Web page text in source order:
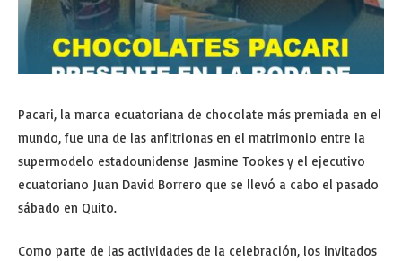
Pacari, la marca ecuatoriana de chocolate más premiada en el
mundo, fue una de las anfitrionas en el matrimonio entre la
supermodelo estadounidense Jasmine Tookes y el ejecutivo
ecuatoriano Juan David Borrero que se llevó a cabo el pasado
sábado en Quito.
Como parte de las actividades de la celebración, los invitados